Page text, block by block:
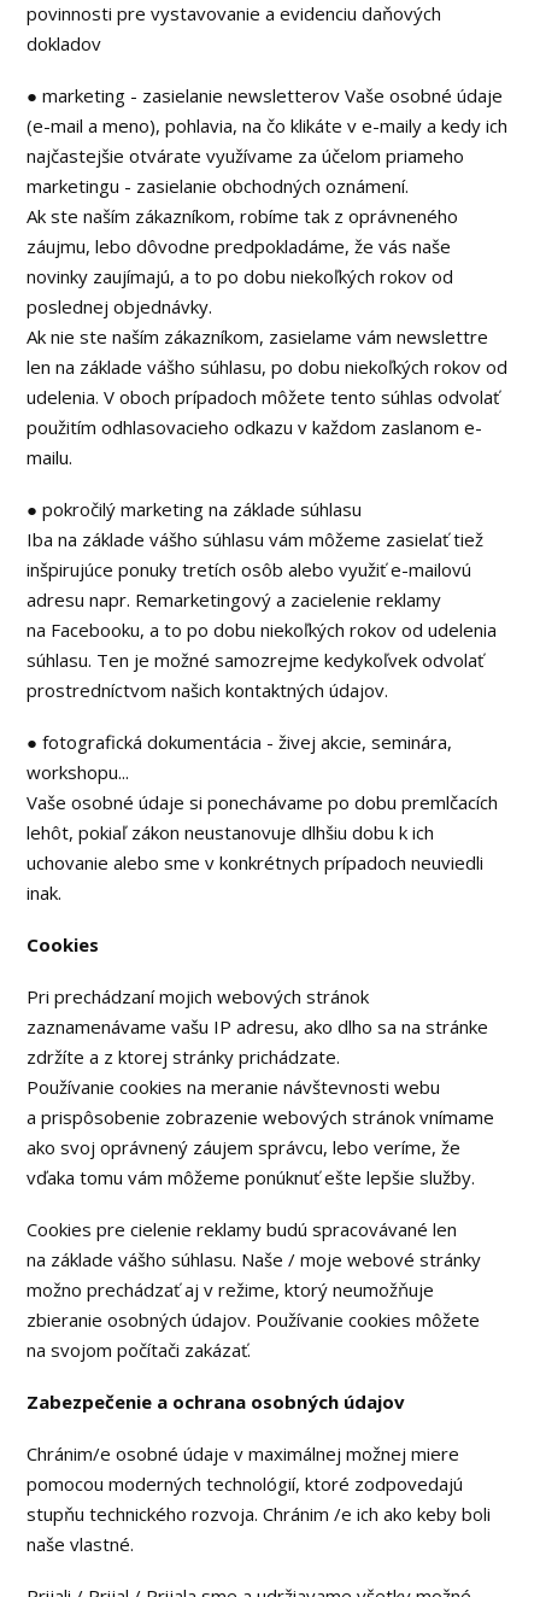
povinnosti pre vystavovanie a evidenciu daňových
dokladov
● marketing - zasielanie newsletterov Vaše osobné údaje
(e-mail a meno), pohlavia, na čo klikáte v e-maily a kedy ich
najčastejšie otvárate využívame za účelom priameho
marketingu - zasielanie obchodných oznámení.
Ak ste naším zákazníkom, robíme tak z oprávneného
záujmu, lebo dôvodne predpokladáme, že vás naše
novinky zaujímajú, a to po dobu niekoľkých rokov od
poslednej objednávky.
Ak nie ste naším zákazníkom, zasielame vám newslettre
len na základe vášho súhlasu, po dobu niekoľkých rokov od
udelenia. V oboch prípadoch môžete tento súhlas odvolať
použitím odhlasovacieho odkazu v každom zaslanom e-
mailu.
● pokročilý marketing na základe súhlasu
Iba na základe vášho súhlasu vám môžeme zasielať tiež
inšpirujúce ponuky tretích osôb alebo využiť e-mailovú
adresu napr. Remarketingový a zacielenie reklamy
na Facebooku, a to po dobu niekoľkých rokov od udelenia
súhlasu. Ten je možné samozrejme kedykoľvek odvolať
prostredníctvom našich kontaktných údajov.
● fotografická dokumentácia - živej akcie, seminára,
workshopu...
Vaše osobné údaje si ponechávame po dobu premlčacích
lehôt, pokiaľ zákon neustanovuje dlhšiu dobu k ich
uchovanie alebo sme v konkrétnych prípadoch neuviedli
inak.
Cookies
Pri prechádzaní mojich webových stránok
zaznamenávame vašu IP adresu, ako dlho sa na stránke
zdržíte a z ktorej stránky prichádzate.
Používanie cookies na meranie návštevnosti webu
a prispôsobenie zobrazenie webových stránok vnímame
ako svoj oprávnený záujem správcu, lebo veríme, že
vďaka tomu vám môžeme ponúknuť ešte lepšie služby.
Cookies pre cielenie reklamy budú spracovávané len
na základe vášho súhlasu. Naše / moje webové stránky
možno prechádzať aj v režime, ktorý neumožňuje
zbieranie osobných údajov. Používanie cookies môžete
na svojom počítači zakázať.
Zabezpečenie a ochrana osobných údajov
Chránim/e osobné údaje v maximálnej možnej miere
pomocou moderných technológií, ktoré zodpovedajú
stupňu technického rozvoja. Chránim /e ich ako keby boli
naše vlastné.